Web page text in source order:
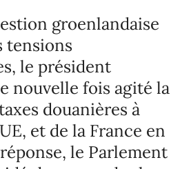
groenlandaise
tensions
le président
nouvelle fois agité la
douanières à
et de la France en
le Parlement